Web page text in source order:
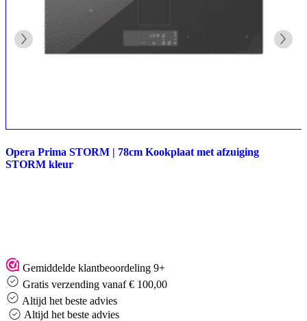
Opera Prima STORM | 78cm Kookplaat met afzuiging
STORM kleur
Gemiddelde klantbeoordeling 9+
Gratis verzending vanaf € 100,00
Altijd het beste advies
Altijd het beste advies